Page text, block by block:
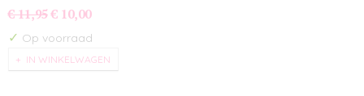
€ 11,95 € 10,00
✓ Op voorraad
IN WINKELWAGEN